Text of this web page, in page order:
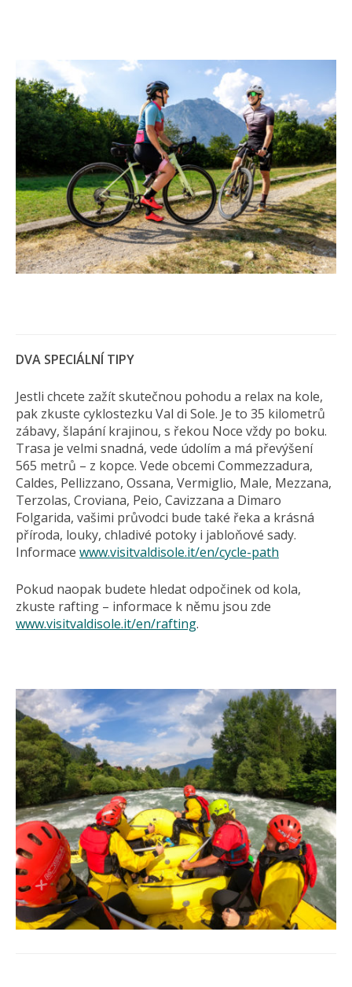
DVA SPECIÁLNÍ TIPY
Jestli chcete zažít skutečnou pohodu a relax na kole,
pak zkuste cyklostezku Val di Sole. Je to 35 kilometrů
zábavy, šlapání krajinou, s řekou Noce vždy po boku.
Trasa je velmi snadná, vede údolím a má převýšení
565 metrů – z kopce. Vede obcemi Commezzadura,
Caldes, Pellizzano, Ossana, Vermiglio, Male, Mezzana,
Terzolas, Croviana, Peio, Cavizzana a Dimaro
Folgarida, vašimi průvodci bude také řeka a krásná
příroda, louky, chladivé potoky i jabloňové sady.
Informace www.visitvaldisole.it/en/cycle-path
Pokud naopak budete hledat odpočinek od kola,
zkuste rafting – informace k němu jsou zde
www.visitvaldisole.it/en/rafting.